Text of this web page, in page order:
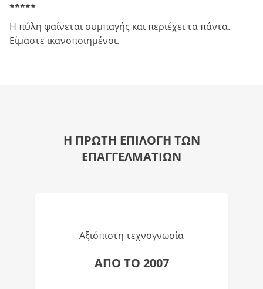
*****
Η πύλη φαίνεται συμπαγής και περιέχει τα πάντα.
Είμαστε ικανοποιημένοι.
Η ΠΡΩΤΗ ΕΠΙΛΟΓΗ ΤΩΝ
ΕΠΑΓΓΕΛΜΑΤΙΩΝ
Αξιόπιστη τεχνογνωσία
ΑΠΟ ΤΟ 2007